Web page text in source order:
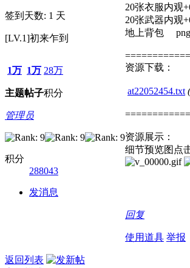
签到天数: 1 天
[LV.1]初来乍到
1万
主题
1万
帖子
28万
积分
管理员
积分
288043
发消息
20张衣服内观
20张武器内观
地上背包
资源下载：
at22052454.txt
资源展示：
细节预览图点
回复
使用道具 举报
返回列表